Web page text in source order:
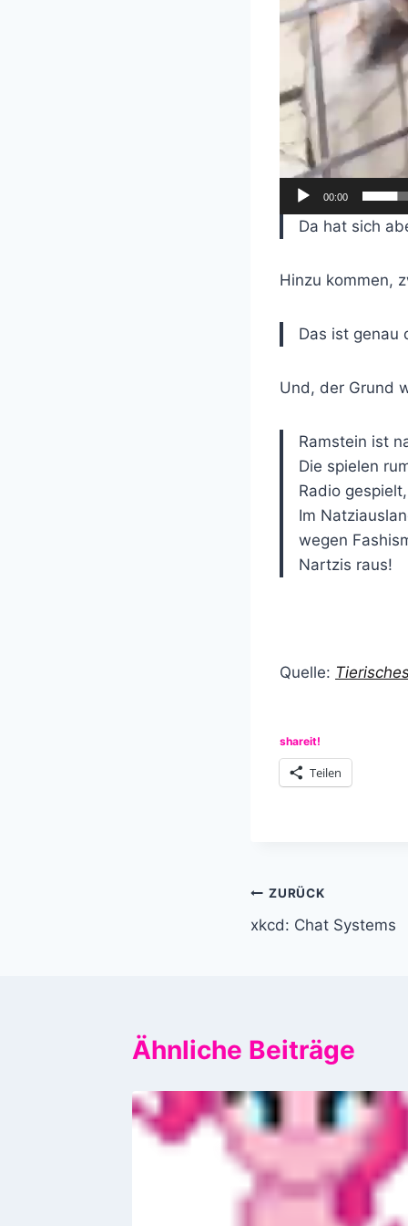
-
a
y
e
00:00
Da hat sich
Hinzu kommen,
Das ist genau
Und, der Grund
Ramstein ist
Die spielen
Radio
Im
wegen
Nartzis raus!
Quelle:
shareit!
Teilen
ZURÜCK
xkcd: Chat Systems
Ähnliche Beiträge